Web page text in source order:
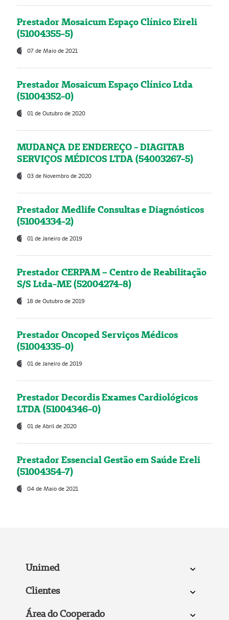
Prestador Mosaicum Espaço Clínico Eireli
(51004355-5)
07 de Maio de 2021
Prestador Mosaicum Espaço Clínico Ltda
(51004352-0)
01 de Outubro de 2020
MUDANÇA DE ENDEREÇO - DIAGITAB
SERVIÇOS MÉDICOS LTDA (54003267-5)
03 de Novembro de 2020
Prestador Medlife Consultas e Diagnósticos
(51004334-2)
01 de Janeiro de 2019
Prestador CERPAM – Centro de Reabilitação
S/S Ltda-ME (52004274-8)
18 de Outubro de 2019
Prestador Oncoped Serviços Médicos
(51004335-0)
01 de Janeiro de 2019
Prestador Decordis Exames Cardiológicos
LTDA (51004346-0)
01 de Abril de 2020
Prestador Essencial Gestão em Saúde Ereli
(51004354-7)
04 de Maio de 2021
Unimed
Clientes
Área do Cooperado